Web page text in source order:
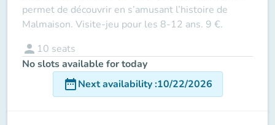
permet de découvrir en s’amusant l’histoire de
Malmaison. Visite-jeu pour les 8-12 ans. 9 €.
person 10 seats
No slots available for today
date_rangeNext availability:10/22/2026